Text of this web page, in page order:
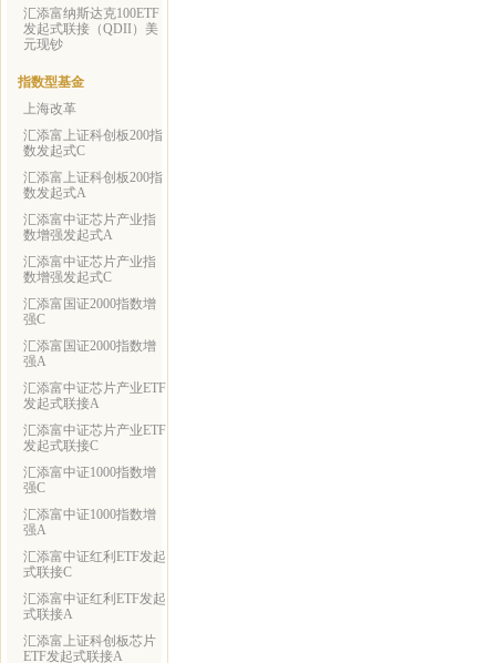
汇添富纳斯达克100ETF
发起式联接（QDII）美
元现钞
指数型基金
上海改革
汇添富上证科创板200指
数发起式C
汇添富上证科创板200指
数发起式A
汇添富中证芯片产业指
数增强发起式A
汇添富中证芯片产业指
数增强发起式C
汇添富国证2000指数增
强C
汇添富国证2000指数增
强A
汇添富中证芯片产业ETF
发起式联接A
汇添富中证芯片产业ETF
发起式联接C
汇添富中证1000指数增
强C
汇添富中证1000指数增
强A
汇添富中证红利ETF发起
式联接C
汇添富中证红利ETF发起
式联接A
汇添富上证科创板芯片
ETF发起式联接A